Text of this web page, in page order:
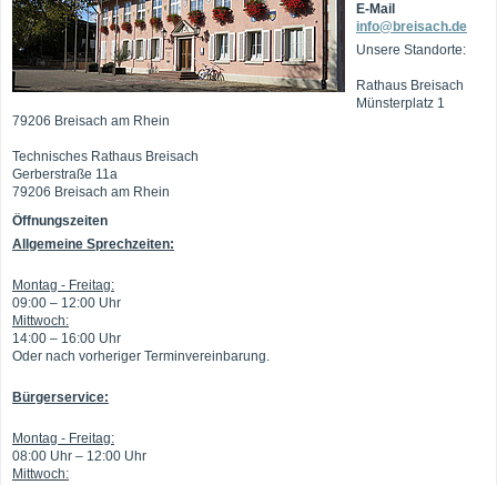
E-Mail
info@breisach.de
Unsere Standorte:
Rathaus Breisach
Münsterplatz 1
79206 Breisach am Rhein
Technisches Rathaus Breisach
Gerberstraße 11a
79206 Breisach am Rhein
Öffnungszeiten
Allgemeine Sprechzeiten:
Montag - Freitag:
09:00 – 12:00 Uhr
Mittwoch:
14:00 – 16:00 Uhr
Oder nach vorheriger Terminvereinbarung.
Bürgerservice:
Montag - Freitag:
08:00 Uhr – 12:00 Uhr
Mittwoch: